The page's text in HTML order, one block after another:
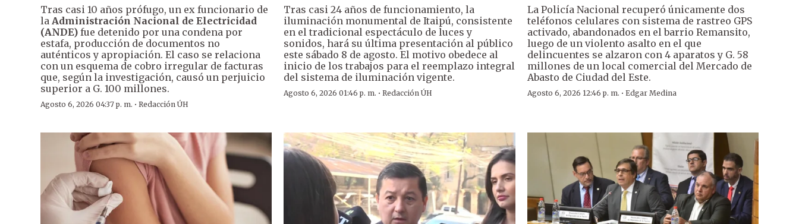
Tras casi 10 años prófugo, un ex funcionario de
la Administración Nacional de Electricidad
(ANDE) fue detenido por una condena por
estafa, producción de documentos no
auténticos y apropiación. El caso se relaciona
con un esquema de cobro irregular de facturas
que, según la investigación, causó un perjuicio
superior a G. 100 millones.
Agosto 6, 2026 04:37 p. m. · Redacción ÚH
Tras casi 24 años de funcionamiento, la
iluminación monumental de Itaipú, consistente
en el tradicional espectáculo de luces y
sonidos, hará su última presentación al público
este sábado 8 de agosto. El motivo obedece al
inicio de los trabajos para el reemplazo integral
del sistema de iluminación vigente.
Agosto 6, 2026 01:46 p. m. ·Redacción ÚH
La Policía Nacional recuperó únicamente dos
teléfonos celulares con sistema de rastreo GPS
activado, abandonados en el barrio Remansito,
luego de un violento asalto en el que
delincuentes se alzaron con 4 aparatos y G. 58
millones de un local comercial del Mercado de
Abasto de Ciudad del Este.
Agosto 6, 2026 12:46 p. m. · Edgar Medina